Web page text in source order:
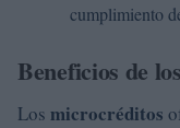
cumplimiento
Beneficios de
Los microcréditos